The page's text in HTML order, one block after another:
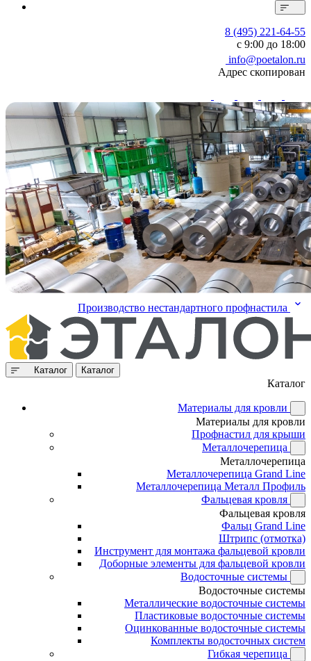
8 (495) 221-64-55
с 9:00 до 18:00
info@poetalon.ru
Адрес скопирован
Производство нестандартного профнастила
Каталог Каталог
Каталог
Материалы для кровли
Материалы для кровли
Профнастил для крыши
Металлочерепица
Металлочерепица
Металлочерепица Grand Line
Металлочерепица Металл Профиль
Фальцевая кровля
Фальцевая кровля
Фальц Grand Line
Штрипс (отмотка)
Инструмент для монтажа фальцевой кровли
Доборные элементы для фальцевой кровли
Водосточные системы
Водосточные системы
Металлические водосточные системы
Пластиковые водосточные системы
Оцинкованные водосточные системы
Комплекты водосточных систем
Гибкая черепица